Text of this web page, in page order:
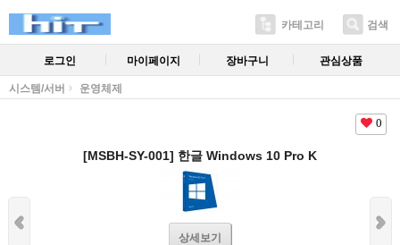
카테고리 검색
로그인 마이페이지 장바구니 관심상품
시스템/서버 운영체제
0
[MSBH-SY-001] 한글 Windows 10 Pro K
상세보기